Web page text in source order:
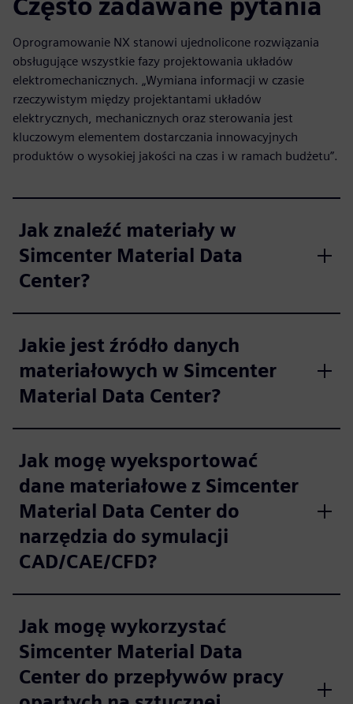
Oprogramowanie NX stanowi ujednolicone rozwiązania
obsługujące wszystkie fazy projektowania układów
elektromechanicznych. „Wymiana informacji w czasie
rzeczywistym między projektantami układów
elektrycznych, mechanicznych oraz sterowania jest
kluczowym elementem dostarczania innowacyjnych
produktów o wysokiej jakości na czas i w ramach budżetu”.
Jak znaleźć materiały w
Simcenter Material Data
Center?
Jakie jest źródło danych
materiałowych w Simcenter
Material Data Center?
Jak mogę wyeksportować
dane materiałowe z Simcenter
Material Data Center do
narzędzia do symulacji
CAD/CAE/CFD?
Jak mogę wykorzystać
Simcenter Material Data
Center do przepływów pracy